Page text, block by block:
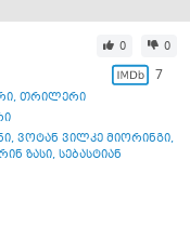
0 0
7
, თრილერი
, ვოტან ვილკე მიორინგი,
ზასი, სებასტიან